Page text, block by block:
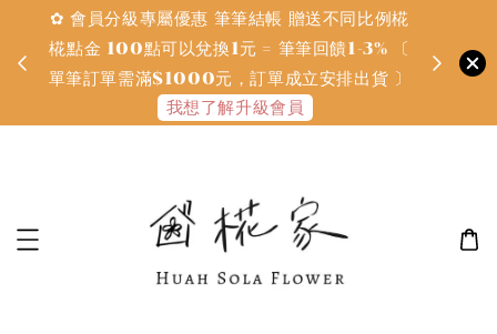
✿ 會員分級專屬優惠 筆筆結帳 贈送不同比例椛
椛點金 100點可以兌換1元 = 筆筆回饋1-3% 〔
單筆訂單需滿$1000元，訂單成立安排出貨 〕
我想了解升級會員